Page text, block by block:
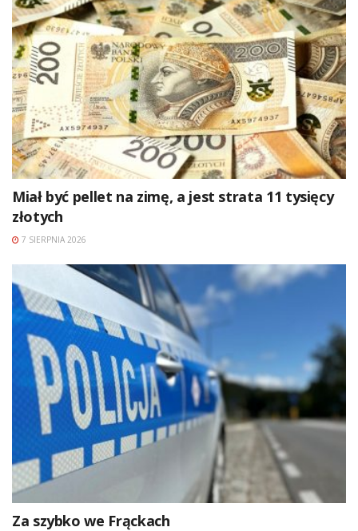
Miał być pellet na zimę, a jest strata 11 tysięcy
złotych
7 SIERPNIA 2026
Za szybko we Frąckach